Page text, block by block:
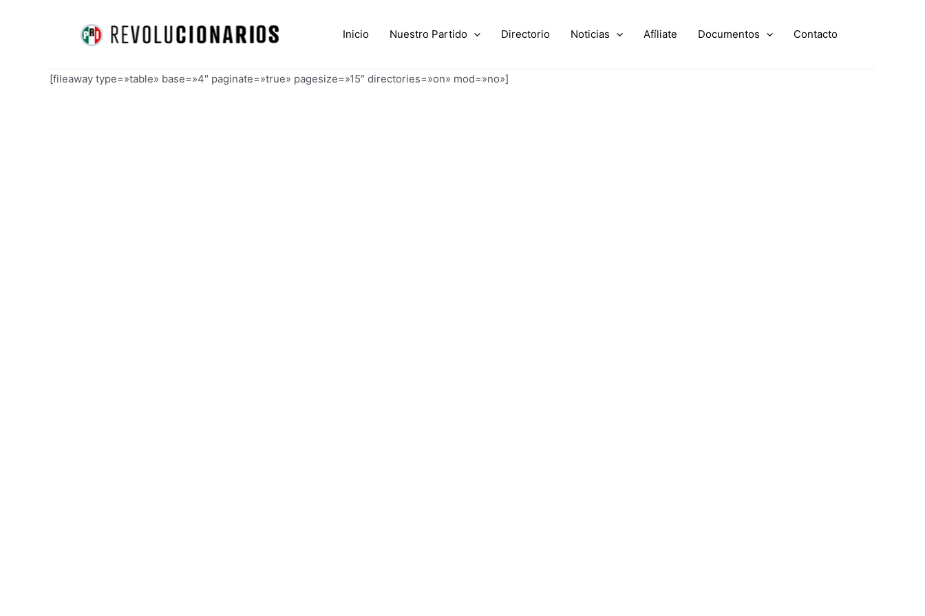
Inicio Nuestro Partido Directorio Noticias Afíliate Documentos Contacto
[fileaway type=»table» base=»4″ paginate=»true» pagesize=»15″ directories=»on» mod=»no»]